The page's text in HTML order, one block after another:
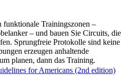
Trainingszonen –
– und bauen Sie Circuits, die
Sprungfreie Protokolle sind keine
erzeugen anhaltende
planen, dann das Training.
for Americans (2nd edition)